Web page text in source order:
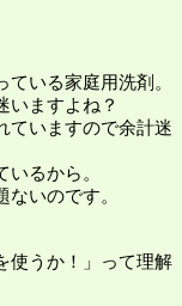
いる家庭用洗剤。
いますよね？
ていますので余計迷
るから。
いのです。
使うか！」って理解